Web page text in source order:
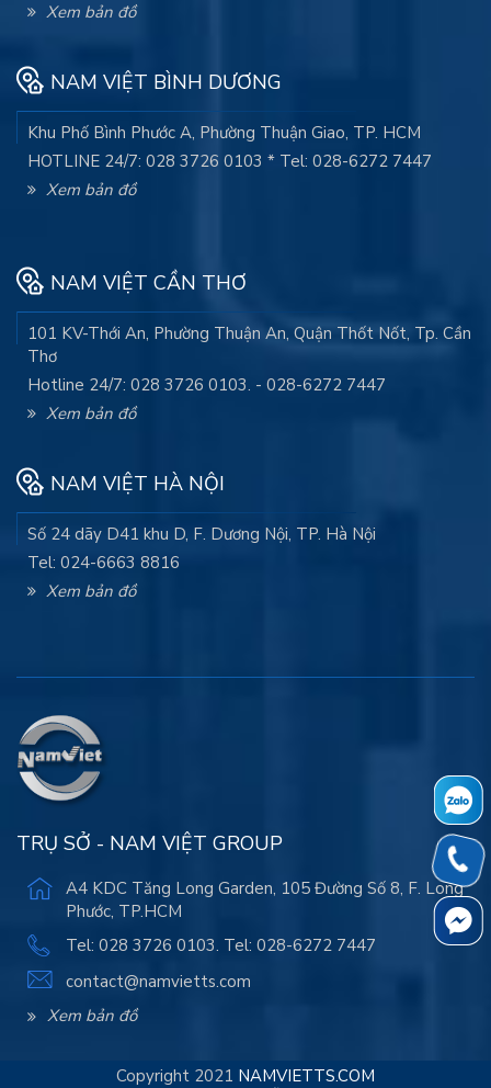
Xem bản đồ
NAM VIỆT BÌNH DƯƠNG
Khu Phố Bình Phước A, Phường Thuận Giao, TP. HCM
HOTLINE 24/7: 028 3726 0103 * Tel: 028-6272 7447
Xem bản đồ
NAM VIỆT CẦN THƠ
101 KV-Thới An, Phường Thuận An, Quận Thốt Nốt, Tp. Cần
Thơ
Hotline 24/7: 028 3726 0103. - 028-6272 7447
Xem bản đồ
NAM VIỆT HÀ NỘI
Số 24 dãy D41 khu D, F. Dương Nội, TP. Hà Nội
Tel: 024-6663 8816
Xem bản đồ
TRỤ SỞ - NAM VIỆT GROUP
A4 KDC Tăng Long Garden, 105 Đường Số 8, F. Long
Phước, TP.HCM
Tel: 028 3726 0103. Tel: 028-6272 7447
contact@namvietts.com
Xem bản đồ
Copyright 2021 NAMVIETTS.COM